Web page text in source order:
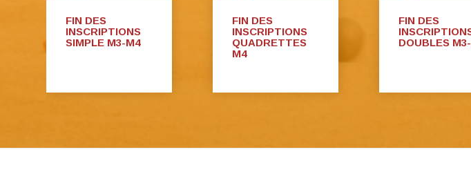
FIN DES
INSCRIPTIONS
SIMPLE M3-M4
FIN DES
INSCRIPTIONS
QUADRETTES
M4
FIN DES
DOUBLES